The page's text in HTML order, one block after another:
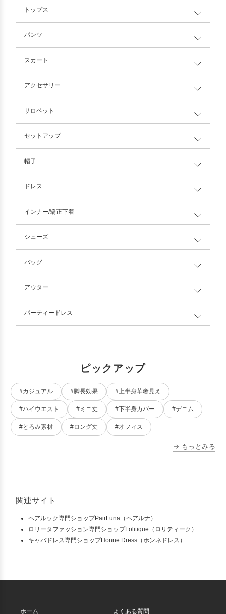
トップス
パンツ
スカート
アクセサリー
サロペット
セットアップ
帽子
ドレス
インナー/矯正下着
シューズ
バッグ
アウター
パーティードレス
ピックアップ
#カジュアル #脚長効果 #上半身華奢見え
#ハイウエスト #ミニ丈 #下半身カバー #デニム
#とろみ素材 #ロング丈 #オフィス
→ もっとみる
関連サイト
ペアルック専門ショップPairLuna（ペアルナ）
ロリータファッション専門ショップLolitique（ロリティーク）
キャバドレス専門ショップHonne Dress（ホンネドレス）
ホーム よくある質問